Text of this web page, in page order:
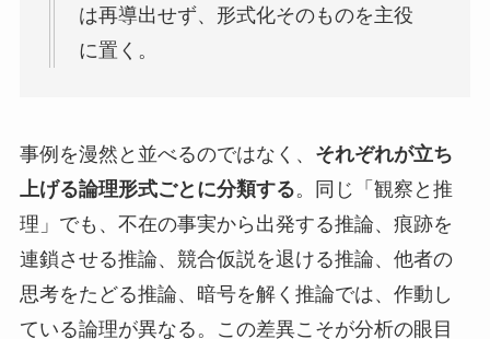
は再導出せず、形式化そのものを主役
に置く。
事例を漫然と並べるのではなく、 それぞれが立ち
上げる論理形式ごとに分類する。同じ「観察と推
理」でも、不在の事実から出発する推論、痕跡を
連鎖させる推論、競合仮説を退ける推論、他者の
思考をたどる推論、暗号を解く推論では、作動し
ている論理が異なる。この差異こそが分析の眼目